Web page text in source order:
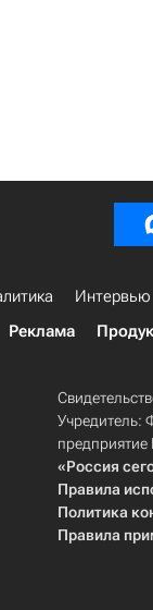
Интервью
Реклама
Учредитель:
«Россия
Правила
Политика
Правила